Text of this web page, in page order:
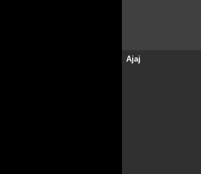
Ajaj